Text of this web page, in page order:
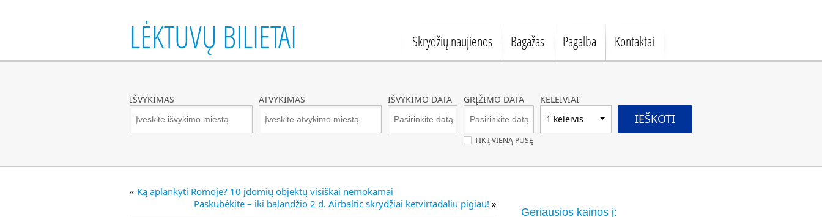
LĖKTUVŲ BILIETAI Skrydžių naujienos Bagažas Pagalba Kontaktai
IŠVYKIMAS ATVYKIMAS IŠVYKIMO DATA GRĮŽIMO DATA
TIK Į VIENĄ PUSĘ
KELEIVIAI
1 keleivis
IEŠKOTI
« Ką aplankyti Romoje? 10 įdomių objektų visiškai nemokamai
Paskubėkite – iki balandžio 2 d. Airbaltic skrydžiai ketvirtadaliu pigiau! »
Geriausios kainos į: